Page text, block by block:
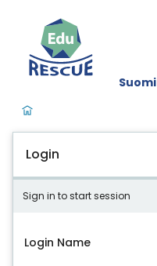
Suomi
Login
Sign in to start session
Login Name